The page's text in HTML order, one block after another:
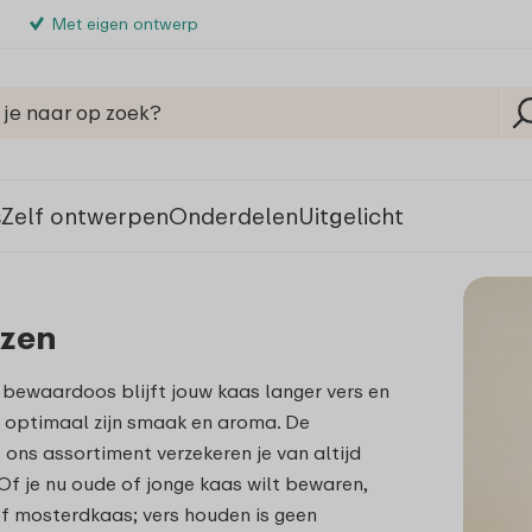
Met eigen ontwerp
Zelf ontwerpenOnderdelenUitgelicht
blijft jouw kaas langer vers en
zijn smaak en aroma. De
assortiment verzekeren je van altijd
je nu oude of jonge kaas wilt bewaren,
mosterdkaas; vers houden is geen